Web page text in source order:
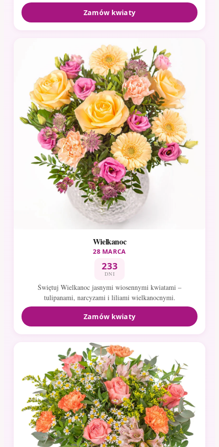
Zamów kwiaty
Wielkanoc
28 MARCA
233
DNI
Świętuj Wielkanoc jasnymi wiosennymi kwiatami –
tulipanami, narcyzami i liliami wielkanocnymi.
Zamów kwiaty